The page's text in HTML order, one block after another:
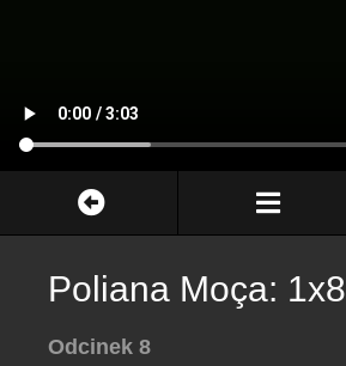
Poliana Moça: 1x8
Odcinek 8